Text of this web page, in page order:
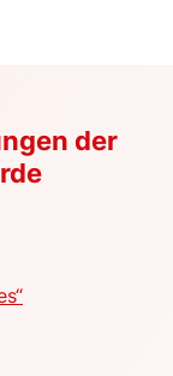
der